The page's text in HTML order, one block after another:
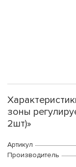
зоны
2шт)»
Артикул
Производитель